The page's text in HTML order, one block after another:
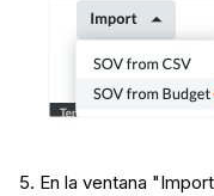
En la ventana